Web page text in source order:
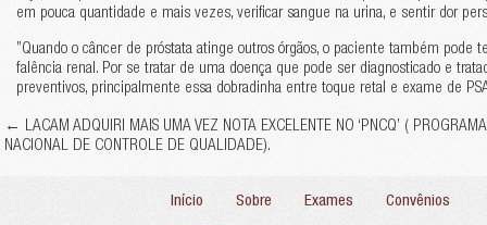
em pouca quantidade e mais vezes, verificar sangue na urina, e sentir dor
”Quando o câncer de próstata atinge outros órgãos, o paciente também
falência renal. Por se tratar de uma doença que pode ser diagnosticado e
preventivos, principalmente essa dobradinha entre toque retal e exame de
← LACAM ADQUIRI MAIS UMA VEZ NOTA EXCELENTE NO ‘PNCQ’ ( PROGRAMA
NACIONAL DE CONTROLE DE QUALIDADE).
Início Sobre Exames
Convênios